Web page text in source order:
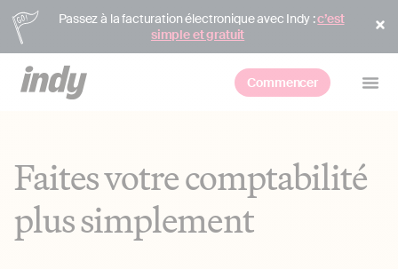
Passez à la facturation électronique avec Indy :c’est
simple et gratuit
Commencer
Faites votre comptabilité
plus simplement